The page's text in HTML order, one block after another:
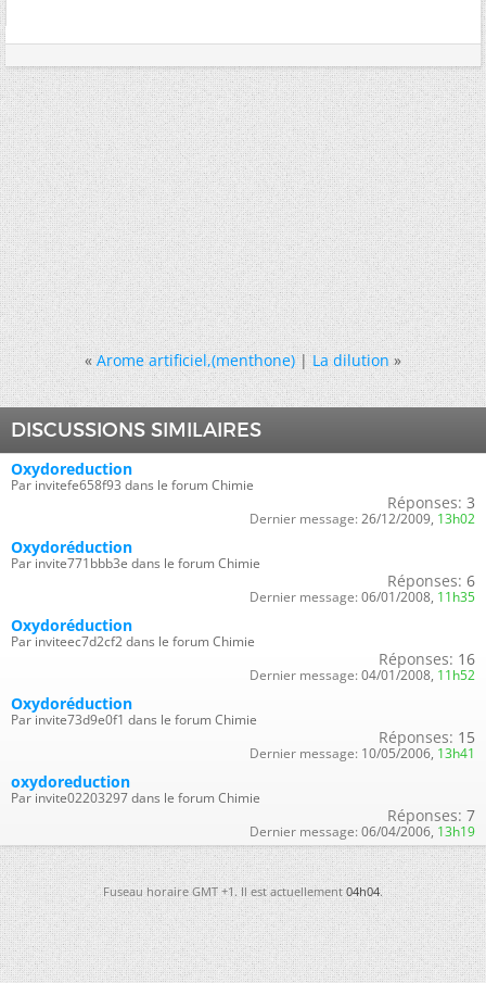
« Arome artificiel,(menthone)|La dilution »
DISCUSSIONS SIMILAIRES
Oxydoreduction
Par invitefe658f93 dans le forum Chimie
Réponses: 3
Dernier message: 26/12/2009, 13h02
Oxydoréduction
Par invite771bbb3e dans le forum Chimie
Réponses: 6
Dernier message: 06/01/2008, 11h35
Oxydoréduction
Par inviteec7d2cf2 dans le forum Chimie
Réponses: 16
Dernier message: 04/01/2008, 11h52
Oxydoréduction
Par invite73d9e0f1 dans le forum Chimie
Réponses: 15
Dernier message: 10/05/2006, 13h41
oxydoreduction
Par invite02203297 dans le forum Chimie
Réponses: 7
Dernier message: 06/04/2006, 13h19
Fuseau horaire GMT +1. Il est actuellement04h04.